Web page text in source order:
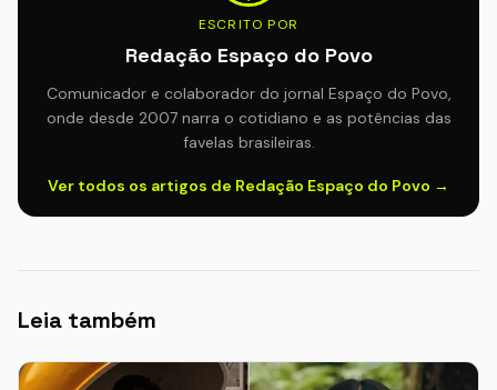
ESCRITO POR
Redação Espaço do Povo
Comunicador e colaborador do jornal Espaço do Povo,
onde desde 2007 narra o cotidiano e as potências das
favelas brasileiras.
Ver todos os artigos de Redação Espaço do Povo →
Leia também